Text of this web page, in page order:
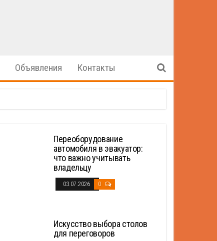
Объявления Контакты
Переоборудование
автомобиля в эвакуатор:
что важно учитывать
владельцу
03.07.2026 0
Искусство выбора столов
для переговоров